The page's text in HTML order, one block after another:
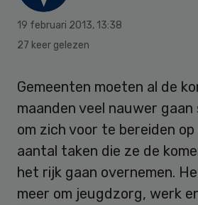
19 februari 2013, 13:38
27 keer gelezen
Gemeenten moeten al de
maanden veel nauwer gaan
om zich voor te bereiden
aantal taken die ze de
het rijk gaan overnemen.
meer om jeugdzorg, werk